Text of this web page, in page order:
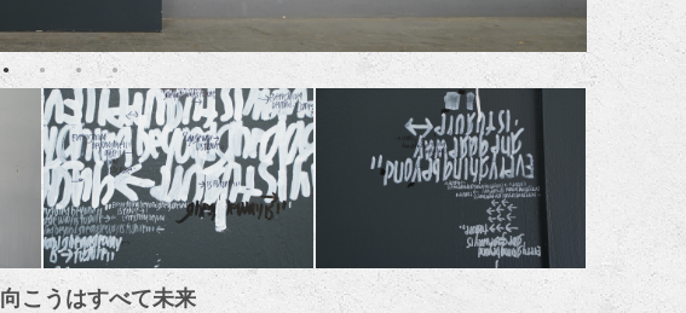
こうはすべて未来